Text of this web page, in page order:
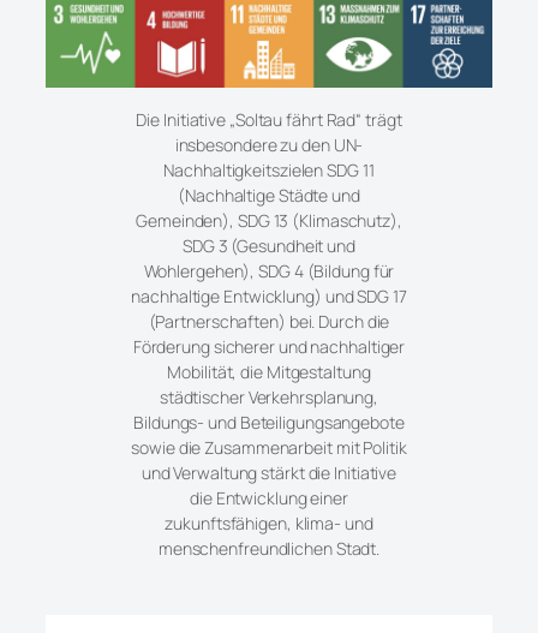
Die Initiative „Soltau fährt Rad“ trägt
insbesondere zu den UN-
Nachhaltigkeitszielen SDG 11
(Nachhaltige Städte und
Gemeinden), SDG 13 (Klimaschutz),
SDG 3 (Gesundheit und
Wohlergehen), SDG 4 (Bildung für
nachhaltige Entwicklung) und SDG 17
(Partnerschaften) bei. Durch die
Förderung sicherer und nachhaltiger
Mobilität, die Mitgestaltung
städtischer Verkehrsplanung,
Bildungs- und Beteiligungsangebote
sowie die Zusammenarbeit mit Politik
und Verwaltung stärkt die Initiative
die Entwicklung einer
zukunftsfähigen, klima- und
menschenfreundlichen Stadt.